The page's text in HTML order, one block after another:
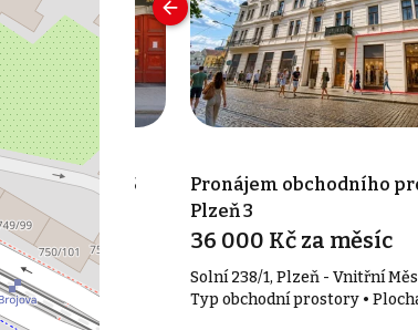
prostoru 145
Předměstí
145 m²
Pronájem obchodního
Plzeň 3
36 000 Kč za měsíc
Solní 238/1, Plzeň - Vnitřní
Typ obchodní prostory •